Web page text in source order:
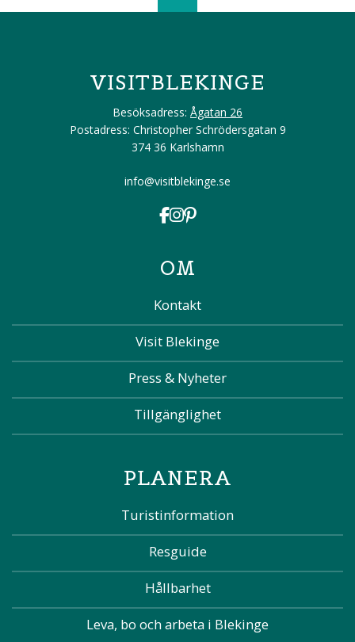
VISITBLEKINGE
Besöksadress: Ågatan 26
Postadress: Christopher Schrödersgatan 9
374 36 Karlshamn
info@visitblekinge.se
OM
Kontakt
Visit Blekinge
Press & Nyheter
Tillgänglighet
PLANERA
Turistinformation
Resguide
Hållbarhet
Leva, bo och arbeta i Blekinge